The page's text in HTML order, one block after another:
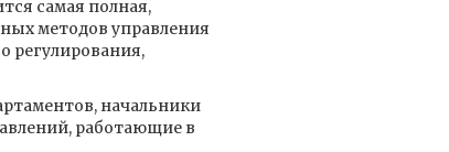
самая полная,
методов управления
регулирования,
начальники
работающие в